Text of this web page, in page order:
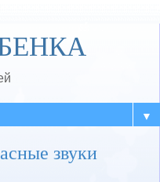
▼
звуки